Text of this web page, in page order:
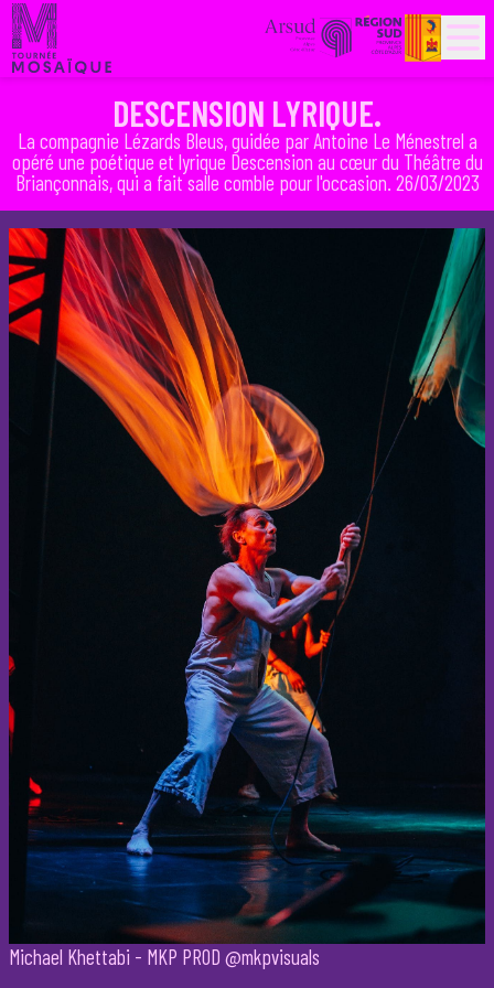
PARTENAIRES
HISTORIQUE
DESCENSION LYRIQUE.
La compagnie Lézards Bleus, guidée par Antoine Le Ménestrel a
opéré une poétique et lyrique Descension au cœur du Théâtre du
Briançonnais, qui a fait salle comble pour l'occasion. 26/03/2023
Michael Khettabi - MKP PROD @mkpvisuals